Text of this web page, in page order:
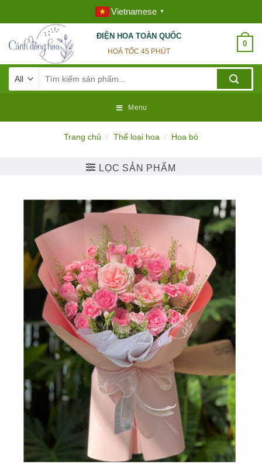
to
content
Vietnamese ▼
ĐIỆN HOA TOÀN QUỐC
HOẢ TỐC 45 PHÚT
0
kiếm:
Menu
Trang chủ / Thể loại hoa / Hoa bó
LỌC SẢN PHẨM